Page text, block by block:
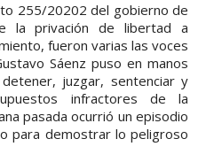
255/20202 del gobierno de
la privación de libertad a
fueron varias las voces
Sáenz puso en manos
juzgar, sentenciar y
infractores de la
pasada ocurrió un episodio
para demostrar lo peligroso